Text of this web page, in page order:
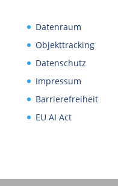
Datenraum
Objekttracking
Datenschutz
Impressum
Barrierefreiheit
EU AI Act